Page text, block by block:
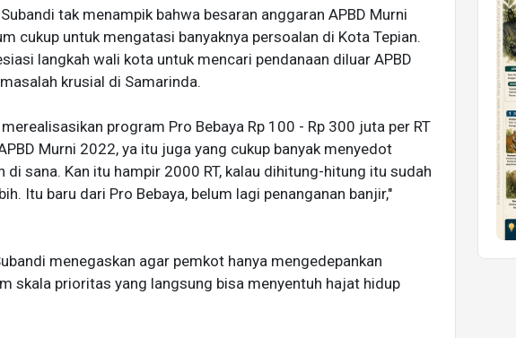
tak menampik bahwa besaran anggaran APBD Murni
cukup untuk mengatasi banyaknya persoalan di Kota Tepian.
langkah wali kota untuk mencari pendanaan diluar APBD
krusial di Samarinda.
program Pro Bebaya Rp 100 - Rp 300 juta per RT
Murni 2022, ya itu juga yang cukup banyak menyedot
di sana. Kan itu hampir 2000 RT, kalau dihitung-hitung itu sudah
Itu baru dari Pro Bebaya, belum lagi penanganan banjir,"
menegaskan agar pemkot hanya mengedepankan
skala prioritas yang langsung bisa menyentuh hajat hidup